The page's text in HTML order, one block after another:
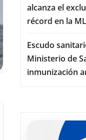
alcanza el
récord en la
Escudo
Ministerio de
inmunización